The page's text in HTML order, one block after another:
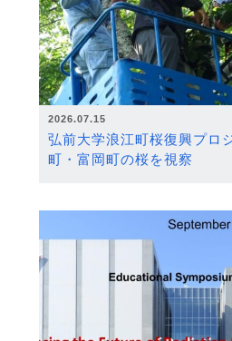
2026.07.15
弘前大学浪江町桜復興プ
町・富岡町の桜を視察